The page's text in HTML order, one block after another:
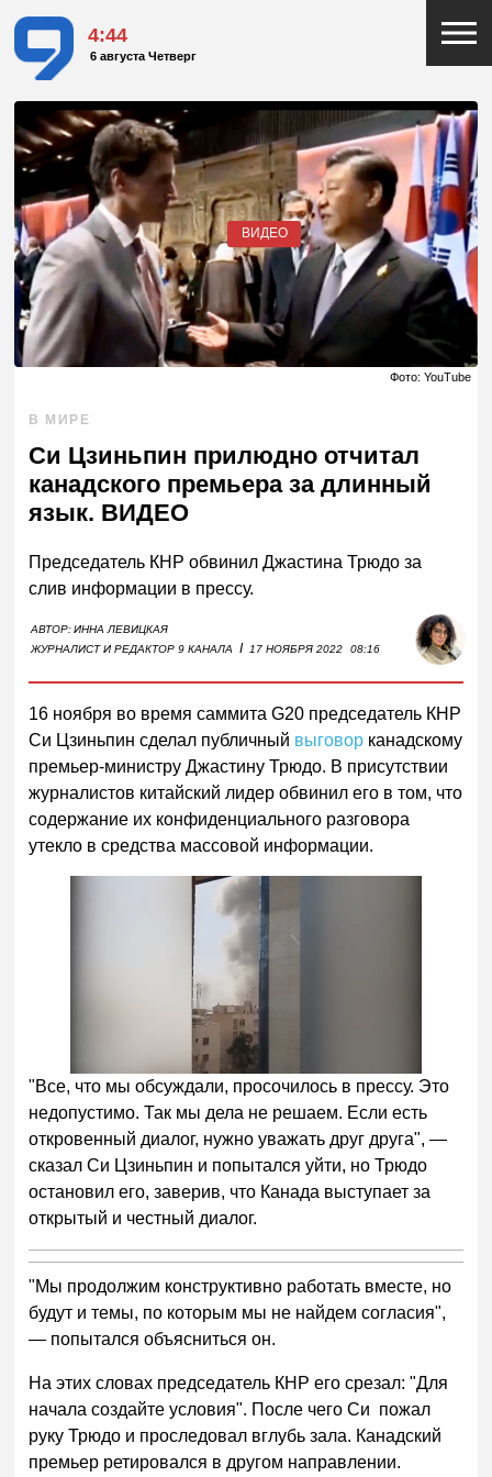
4:44
6 августа Четверг
ВИДЕО
Фото: YouTube
В МИРЕ
Си Цзиньпин прилюдно отчитал
канадского премьера за длинный
язык. ВИДЕО
Председатель КНР обвинил Джастина Трюдо за
слив информации в прессу.
АВТОР:ИННА ЛЕВИЦКАЯ
ЖУРНАЛИСТ И РЕДАКТОР 9 КАНАЛА
I 17 НОЯБРЯ 2022 08:16
16 ноября во время саммита G20 председатель КНР
Си Цзиньпин сделал публичный выговор канадскому
премьер-министру Джастину Трюдо. В присутствии
журналистов китайский лидер обвинил его в том, что
содержание их конфиденциального разговора
утекло в средства массовой информации.
"Все, что мы обсуждали, просочилось в прессу. Это
недопустимо. Так мы дела не решаем. Если есть
откровенный диалог, нужно уважать друг друга", —
сказал Си Цзиньпин и попытался уйти, но Трюдо
остановил его, заверив, что Канада выступает за
открытый и честный диалог.
"Мы продолжим конструктивно работать вместе, но
будут и темы, по которым мы не найдем согласия",
— попытался объясниться он.
На этих словах председатель КНР его срезал: "Для
начала создайте условия". После чего Си пожал
руку Трюдо и проследовал вглубь зала. Канадский
премьер ретировался в другом направлении.